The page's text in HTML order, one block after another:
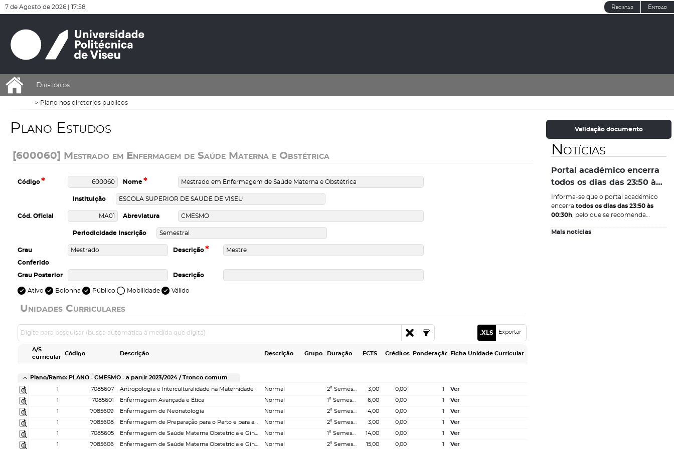
7 de Agosto de 2026 | 17:58 Registar Entrar
Diretórios
Plano nos diretorios publicos
Validação documento
Notícias
Portal académico encerra
todos os dias das 23:50 às
00:30h
Informa-se que o portal académico
encerra todos os dias das 23:50 às
00:30h , pelo que se recomenda
inscrições letivas, etc fora desses
Mais notícias
Plano Estudos
[600060] Mestrado em Enfermagem de Saúde Materna e Obstétrica
Código* Nome*
Instituição
Cód. Oficial Abreviatura
Periodicidade Inscrição
Grau
Conferido
Descrição*
Grau Posterior Descrição
Ativo Bolonha Público Mobilidade Válido
Unidades Curriculares
Exportar
A/S
curricular
Código Descrição Descrição Grupo Duração ECTS Créditos Ponderação Ficha Unidade Curricular
Plano/Ramo: PLANO - CMESMO - a partir 2023/2024 / Tronco comum
1 7085607 Antropologia e Interculturalidade na Maternidade Normal 3,00 0,00 1
Ver
1
7085601 Enfermagem Avançada e Ética Normal 6,00 0,00 1
Ver
1
7085609 Enfermagem de Neonatologia Normal 4,00 0,00 1
Ver
1
7085608 Normal 3,00 0,00 1
Ver
1
7085605 Normal 14,00 0,00 1
Ver
1
7085606 Normal 15,00 0,00 1 Ver